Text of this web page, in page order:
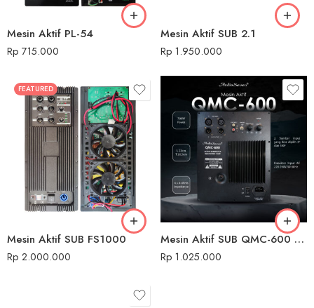
Mesin Aktif PL-54
Rp 715.000
Mesin Aktif SUB 2.1
Rp 1.950.000
FEATURED
Mesin Aktif SUB FS1000
Rp 2.000.000
Mesin Aktif SUB QMC-600 Audio Seven
Rp 1.025.000